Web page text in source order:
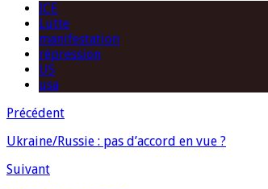
ICE
Lutte
manifestation
répression
US
usa
Précédent
Ukraine/Russie : pas d’accord en vue ?
Suivant